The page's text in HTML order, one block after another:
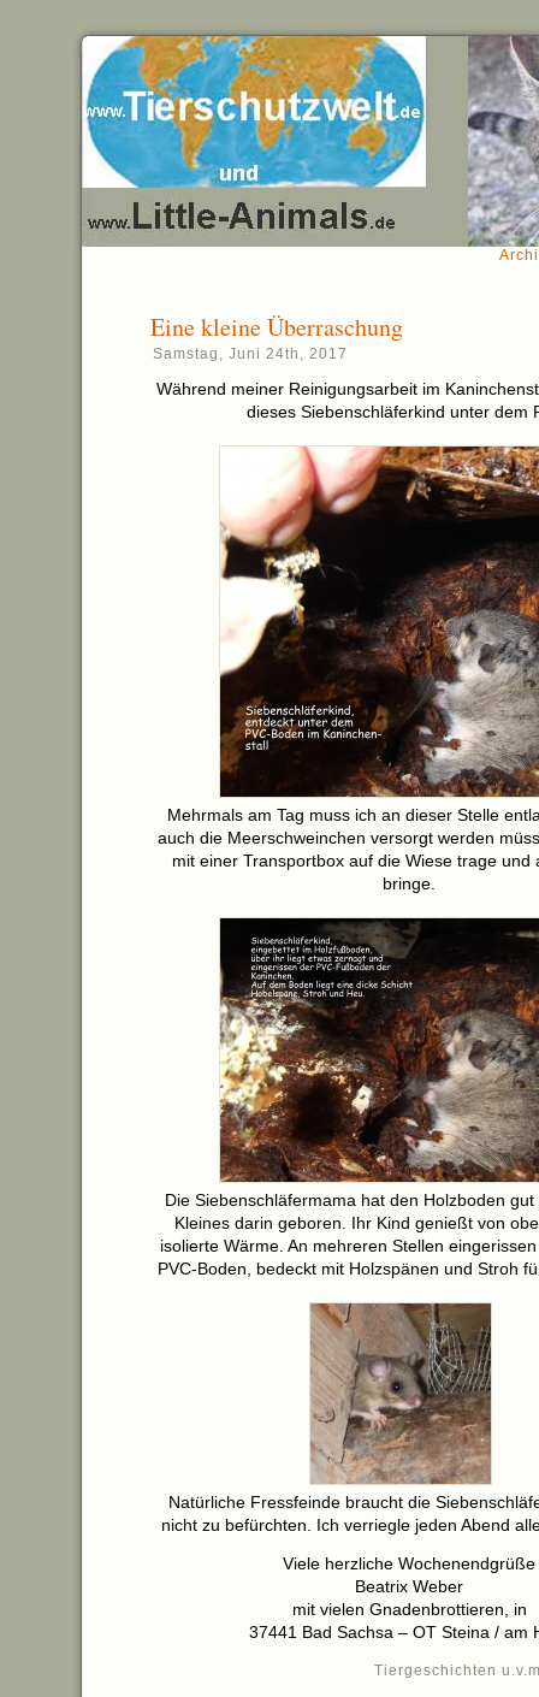
Eine kleine Überraschung
Samstag, Juni 24th, 2017
Während meiner Reinigungsarbeit im
dieses Siebenschläferkind unter dem
Mehrmals am Tag muss ich an dieser Stelle
auch die Meerschweinchen versorgt werden
mit einer Transportbox auf die Wiese trage und
bringe.
Die Siebenschläfermama hat den Holzboden
Kleines darin geboren. Ihr Kind genießt von
isolierte Wärme. An mehreren Stellen
PVC-Boden, bedeckt mit Holzspänen und Stroh
Natürliche Fressfeinde braucht die
nicht zu befürchten. Ich verriegle jeden Abend
Viele herzliche Wochenendgrüße
Beatrix Weber
mit vielen Gnadenbrottieren, in
37441 Bad Sachsa – OT Steina / am
Tiergeschichten